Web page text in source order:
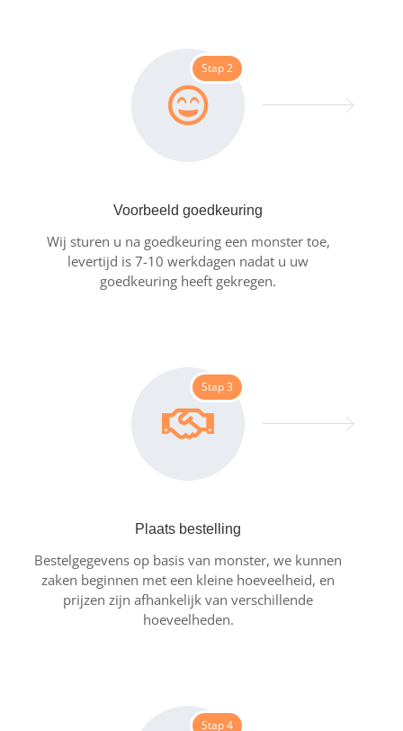
Stap 2
Voorbeeld goedkeuring
Wij sturen u na goedkeuring een monster toe,
levertijd is 7-10 werkdagen nadat u uw
goedkeuring heeft gekregen.
Stap 3
Plaats bestelling
Bestelgegevens op basis van monster, we kunnen
zaken beginnen met een kleine hoeveelheid, en
prijzen zijn afhankelijk van verschillende
hoeveelheden.
Stap 4